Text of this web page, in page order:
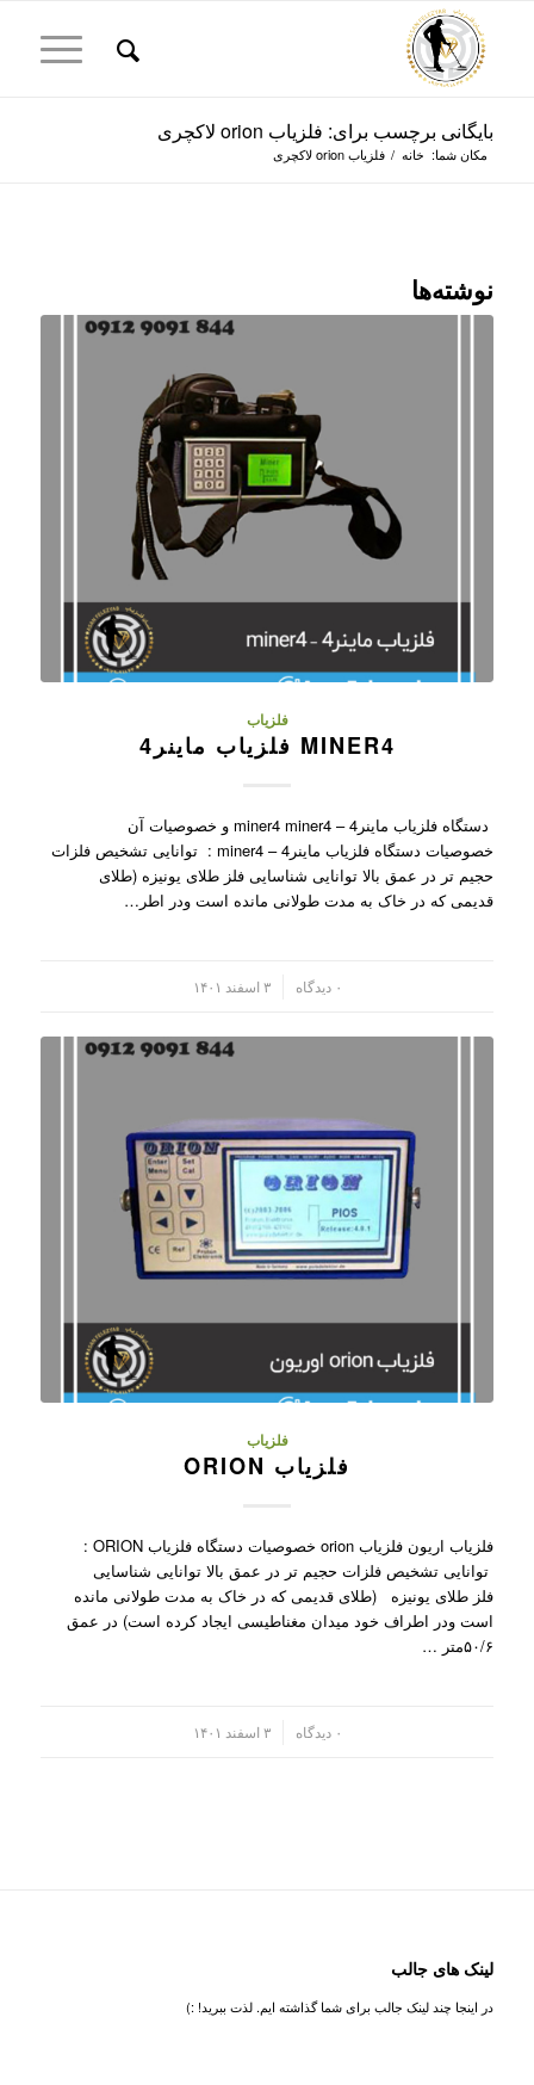
بایگانی برچسب برای: فلزیاب orion لاکچری
مکان شما: خانه / فلزیاب orion لاکچری
نوشته‌ها
فلزیاب
MINER4 فلزیاب ماینر4
دستگاه فلزیاب ماینر4 – miner4 miner4 و خصوصیات آن
خصوصیات دستگاه فلزیاب ماینر4 – miner4 : توانایی تشخیص فلزات
حجیم تر در عمق بالا توانایی شناسایی فلز طلای یونیزه (طلای
قدیمی که در خاک به مدت طولانی مانده است ودر اطر…
۰ دیدگاه ۳ اسفند ۱۴۰۱
فلزیاب
فلزیاب ORION
فلزیاب اریون فلزیاب orion خصوصیات دستگاه فلزیاب ORION :
توانایی تشخیص فلزات حجیم تر در عمق بالا توانایی شناسایی
فلز طلای یونیزه (طلای قدیمی که در خاک به مدت طولانی مانده
است ودر اطراف خود میدان مغناطیسی ایجاد کرده است) در عمق
۵۰/۶متر …
۰ دیدگاه ۳ اسفند ۱۴۰۱
لینک های جالب
در اینجا چند لینک جالب برای شما گذاشته ایم. لذت ببرید! :)